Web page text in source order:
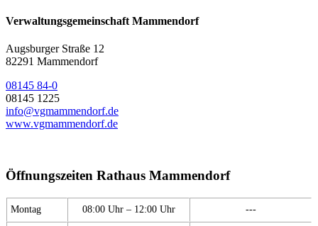
Verwaltungsgemeinschaft Mammendorf
Augsburger Straße 12
82291 Mammendorf
08145 84-0
08145 1225
info@vgmammendorf.de
www.vgmammendorf.de
Öffnungszeiten Rathaus Mammendorf
Montag 08:00 Uhr – 12:00 Uhr ---